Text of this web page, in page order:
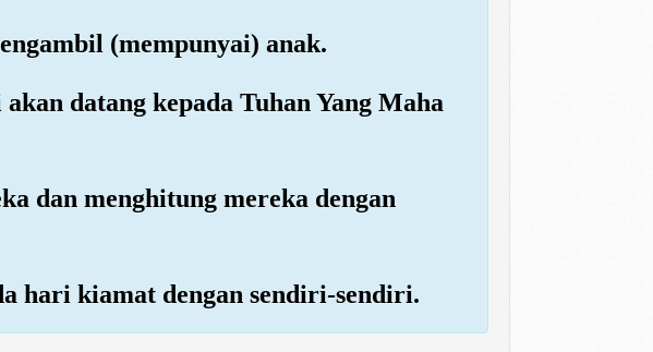
(mempunyai) anak.
datang kepada Tuhan Yang Maha
dan menghitung mereka dengan
hari kiamat dengan sendiri-sendiri.